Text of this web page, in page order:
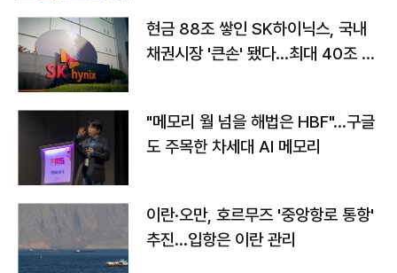
현금 88조 쌓인 SK하이닉스, 국내
채권시장 '큰손' 됐다…최대 40조 투
"메모리 월 넘을 해법은 HBF"…구글
도 주목한 차세대 AI 메모리
이란·오만, 호르무즈 '중앙항로 통항'
추진…입항은 이란 관리